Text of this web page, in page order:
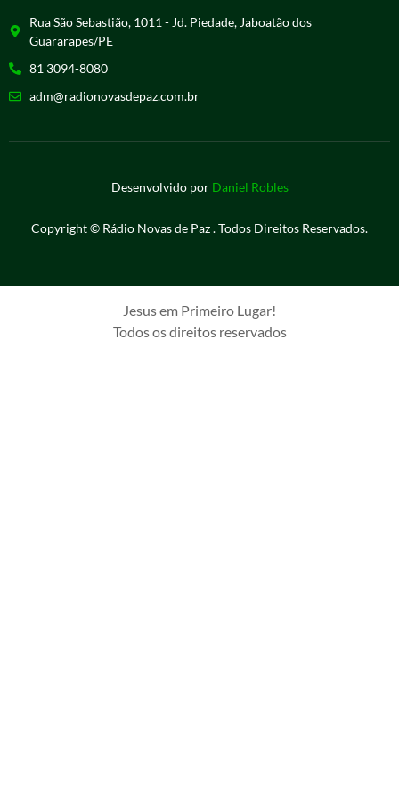
Rua São Sebastião, 1011 - Jd. Piedade, Jaboatão dos
Guararapes/PE
81 3094-8080
adm@radionovasdepaz.com.br
Desenvolvido por Daniel Robles
Copyright © Rádio Novas de Paz . Todos Direitos Reservados.
Jesus em Primeiro Lugar!
Todos os direitos reservados